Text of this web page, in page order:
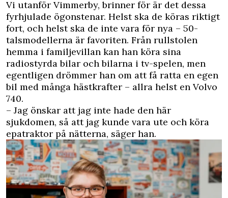
Vi utanför Vimmerby, brinner för är det dessa
fyrhjulade ögonstenar. Helst ska de köras riktigt
fort, och helst ska de inte vara för nya – 50-
talsmodellerna är favoriten. Från rullstolen
hemma i familjevillan kan han köra sina
radiostyrda bilar och bilarna i tv-spelen, men
egentligen drömmer han om att få ratta en egen
bil med många hästkrafter – allra helst en Volvo
740.
– Jag önskar att jag inte hade den här
sjukdomen, så att jag kunde vara ute och köra
epatraktor på nätterna, säger han.